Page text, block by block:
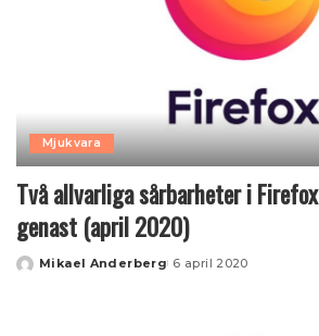
Mjukvara
Två allvarliga sårbarheter i
genast (april 2020)
Posted
Mikael Anderberg 6 april 2020